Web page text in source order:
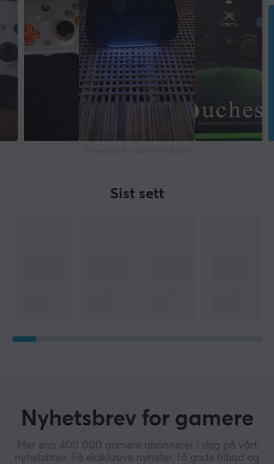
Sist sett
Nyhetsbrev for gamere
Mer enn 400 000 gamere abonnerer i dag på vårt
nyhetsbrev. Få eksklusive nyheter, få gode tilbud og